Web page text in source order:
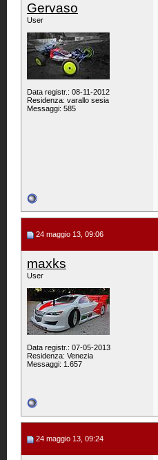
Gervaso
User
Data registr.: 08-11-2012
Residenza: varallo sesia
Messaggi: 585
24 maggio 13, 09:06
maxks
User
Data registr.: 07-05-2013
Residenza: Venezia
Messaggi: 1.657
24 maggio 13, 09:24